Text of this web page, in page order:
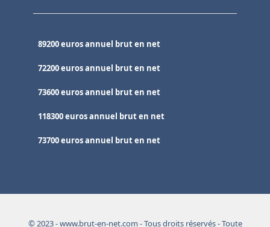
89200 euros annuel brut en net
72200 euros annuel brut en net
73600 euros annuel brut en net
118300 euros annuel brut en net
73700 euros annuel brut en net
© 2023 - www.brut-en-net.com - Tous droits réservés - Toute